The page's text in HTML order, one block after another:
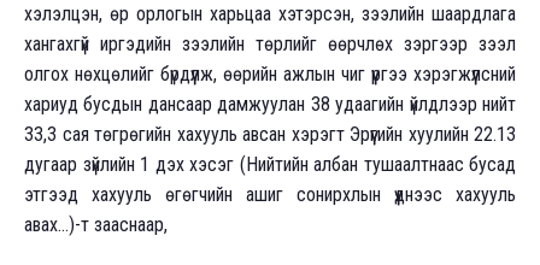
хэлэлцэн, өр орлогын харьцаа хэтэрсэн, зээлийн шаардлага
хангахгүй иргэдийн зээлийн төрлийг өөрчлөх зэргээр зээл
олгох нөхцөлийг бүрдүүлж, өөрийн ажлын чиг үүргээ хэрэгжүүлсний
хариуд бусдын дансаар дамжуулан 38 удаагийн үйлдлээр нийт
33,3 сая төгрөгийн хахууль авсан хэрэгт Эрүүгийн хуулийн 22.13
дугаар зүйлийн 1 дэх хэсэг (Нийтийн албан тушаалтнаас бусад
этгээд хахууль өгөгчийн ашиг сонирхлын үүднээс хахууль
авах...)-т зааснаар,